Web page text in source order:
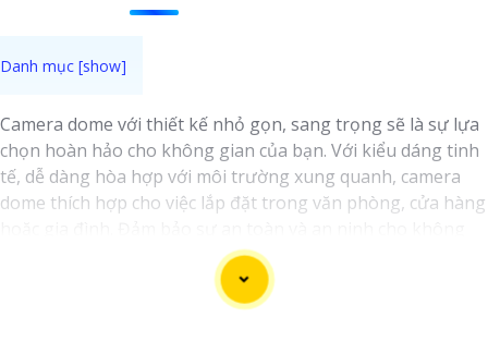
Camera dome với thiết kế nhỏ gọn, sang trọng sẽ là sự lựa
chọn hoàn hảo cho không gian của bạn. Với kiểu dáng tinh
tế, dễ dàng hòa hợp với môi trường xung quanh, camera
dome thích hợp cho việc lắp đặt trong văn phòng, cửa hàng